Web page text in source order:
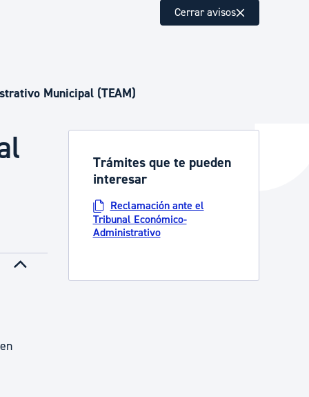
y medioambiente
Cerrar avisos
Municipal (TEAM)
Trámites que te pueden
interesar
Reclamación ante el
Tribunal Económico-
Administrativo